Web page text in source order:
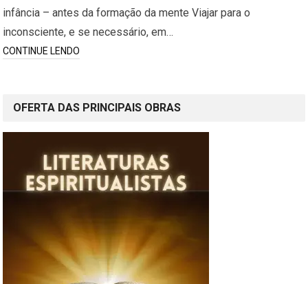
infância – antes da formação da mente Viajar para o
inconsciente, e se necessário, em…
CONTINUE LENDO
OFERTA DAS PRINCIPAIS OBRAS